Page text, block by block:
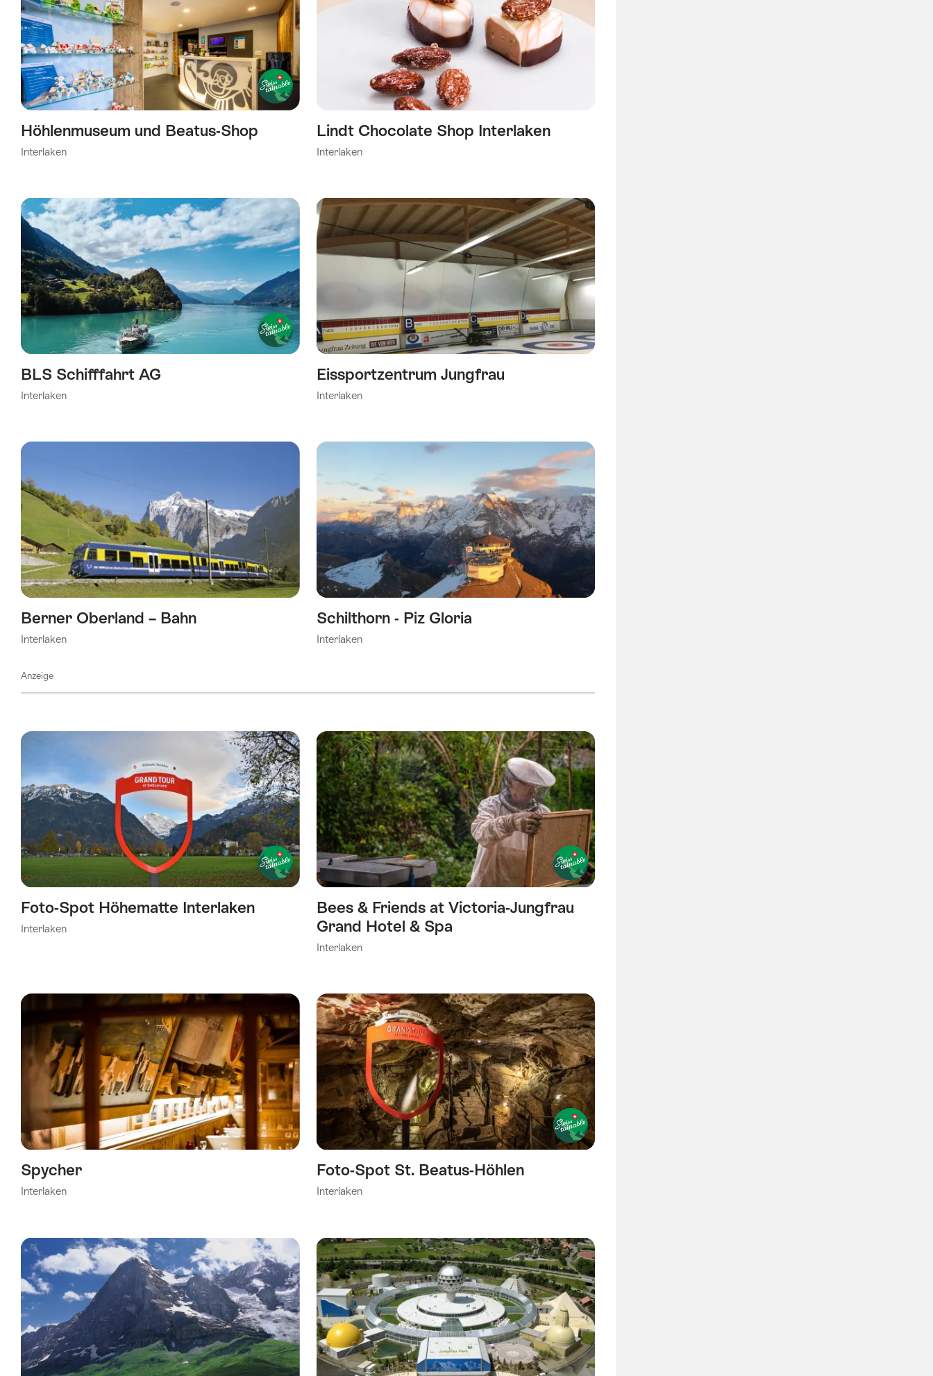
Höhlenmuseum und Beatus-Shop
Interlaken
Lindt Chocolate Shop Interlaken
Interlaken
BLS Schifffahrt AG
Interlaken
Eissportzentrum Jungfrau
Interlaken
Berner Oberland – Bahn
Interlaken
Schilthorn - Piz Gloria
Interlaken
Anzeige
Foto-Spot Höhematte Interlaken
Interlaken
Bees & Friends at Victoria-Jungfrau
Grand Hotel & Spa
Interlaken
Spycher
Interlaken
Foto-Spot St. Beatus-Höhlen
Interlaken